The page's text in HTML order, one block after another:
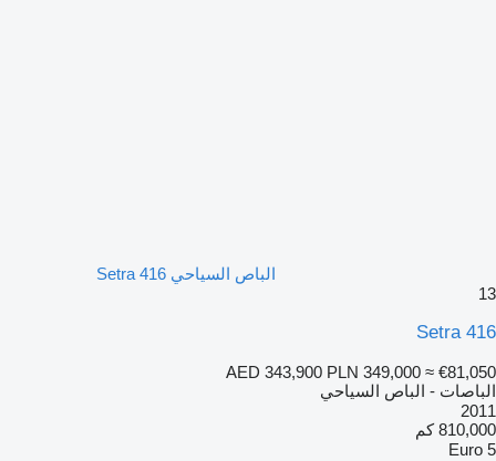
الباص السياحي Setra 416
13
Setra 416
AED 343,900 PLN 349,000 ≈ €81,050
الباصات - الباص السياحي
2011
810,000 كم
Euro 5